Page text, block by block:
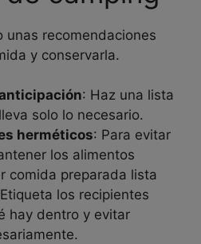
unas recomendaciones
y conservarla.
: Haz una lista
solo lo necesario.
herméticos: Para evitar
los alimentos
comida preparada lista
los recipientes
hay dentro y evitar